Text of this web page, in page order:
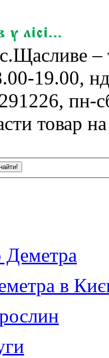
–
19.00,
пн-
товар
в